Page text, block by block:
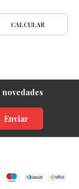
CALCULAR
Enviar